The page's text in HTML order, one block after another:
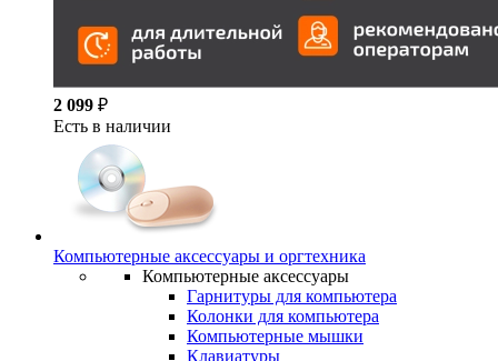
2 099 ₽
Есть в наличии
Компьютерные аксессуары и оргтехника
Компьютерные аксессуары
Гарнитуры для компьютера
Колонки для компьютера
Компьютерные мышки
Клавиатуры